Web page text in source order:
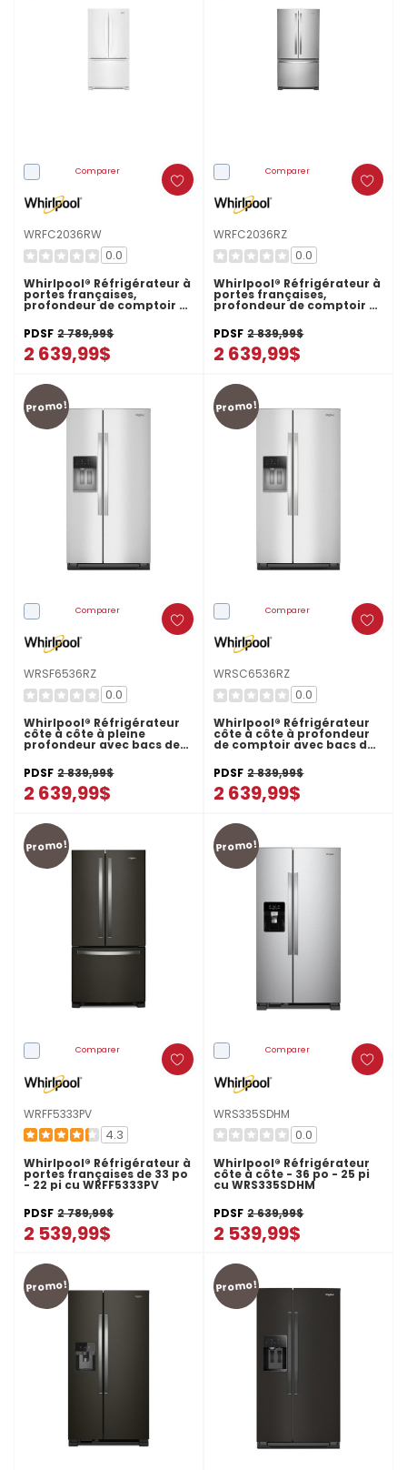
Comparer
WRFC2036RW
0.0
Whirlpool® Réfrigérateur à
portes françaises,
profondeur de comptoir et
congélateur inférieur -
36po - 20picu
WRFC2036RW
PDSF 2 789,99$
2 639,99$
Comparer
WRFC2036RZ
0.0
Whirlpool® Réfrigérateur à
portes françaises,
profondeur de comptoir et
congélateur inférieur -
36po - 20picu WRFC2036RZ
PDSF 2 839,99$
2 639,99$
Promo!
Comparer
WRSF6536RZ
0.0
Whirlpool® Réfrigérateur
côte à côte à pleine
profondeur avec bacs de
préparation et de
rangement - 36 pi cu
WRSF6536RZ
PDSF 2 839,99$
2 639,99$
Promo!
Comparer
WRSC6536RZ
0.0
Whirlpool® Réfrigérateur
côte à côte à profondeur
de comptoir avec bacs de
préparation et de
rangement - 36 pi cu
WRSC6536RZ
PDSF 2 839,99$
2 639,99$
Promo!
Comparer
WRFF5333PV
4.3
Whirlpool® Réfrigérateur à
portes françaises de 33 po
- 22 pi cu WRFF5333PV
PDSF 2 789,99$
2 539,99$
Promo!
Comparer
WRS335SDHM
0.0
Whirlpool® Réfrigérateur
côte à côte - 36 po - 25 pi
cu WRS335SDHM
PDSF 2 639,99$
2 539,99$
Promo! Promo!